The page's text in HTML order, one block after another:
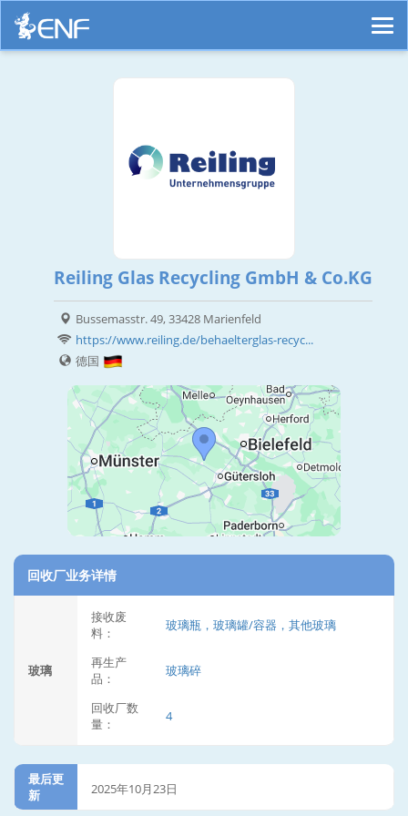
Reiling Glas Recycling GmbH & Co.KG
Bussemasstr. 49, 33428 Marienfeld
https://www.reiling.de/behaelterglas-recyc...
德国
回收厂业务详情
玻璃
接收废
料：
玻璃瓶，玻璃罐/容器，其他玻璃
再生产
品：
玻璃碎
回收厂数
量：
4
最后更
新
2025年10月23日